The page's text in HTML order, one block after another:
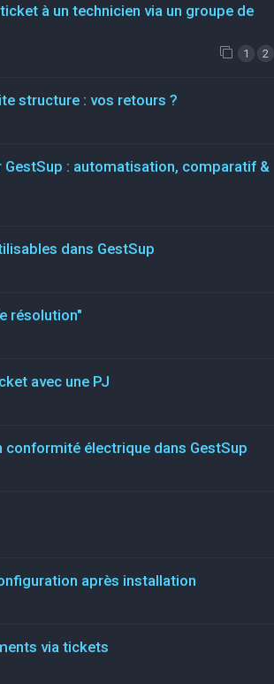
à un technicien via un groupe de
1 2
structure : vos retours ?
GestSup : automatisation, comparatif &
dans GestSup
résolution"
avec une PJ
électrique dans GestSup
après installation
via tickets